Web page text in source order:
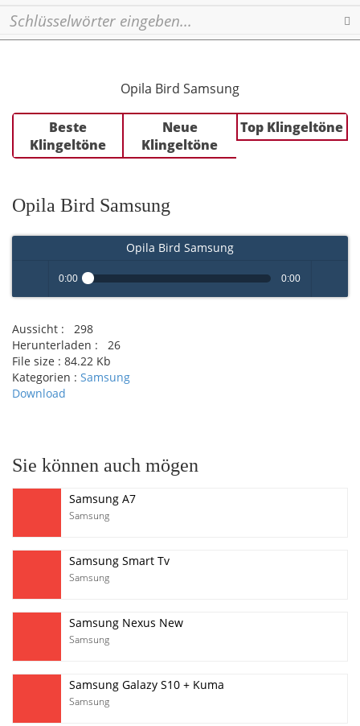
Opila Bird Samsung
Beste
Klingeltöne
Neue
Klingeltöne
Top Klingeltöne
Opila Bird Samsung
Opila Bird Samsung
Play /
0:00 0:00
Aussicht :
298
Herunterladen :
26
File size : 84.22 Kb
Kategorien : Samsung
Download
Sie können auch mögen
Samsung A7
Samsung
Samsung Smart Tv
Samsung
Samsung Nexus New
Samsung
Samsung Galazy S10 + Kuma
Samsung